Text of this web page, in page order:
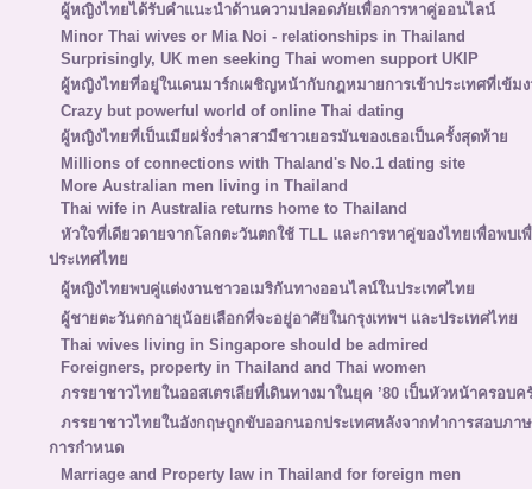
ผู้หญิงไทยได้รับคำแนะนำด้านความปลอดภัยเพื่อการหาคู่ออนไลน์
Minor Thai wives or Mia Noi - relationships in Thailand
Surprisingly, UK men seeking Thai women support UKIP
ผู้หญิงไทยที่อยู่ในเดนมาร์กเผชิญหน้ากับกฎหมายการเข้าประเทศที่เข้มง
Crazy but powerful world of online Thai dating
ผู้หญิงไทยที่เป็นเมียฝรั่งร่ำลาสามีชาวเยอรมันของเธอเป็นครั้งสุดท้าย
Millions of connections with Thaland's No.1 dating site
More Australian men living in Thailand
Thai wife in Australia returns home to Thailand
หัวใจที่เดียวดายจากโลกตะวันตกใช้ TLL และการหาคู่ของไทยเพื่อพบเ
ประเทศไทย
ผู้หญิงไทยพบคู่แต่งงานชาวอเมริกันทางออนไลน์ในประเทศไทย
ผู้ชายตะวันตกอายุน้อยเลือกที่จะอยู่อาศัยในกรุงเทพฯ และประเทศไทย
Thai wives living in Singapore should be admired
Foreigners, property in Thailand and Thai women
ภรรยาชาวไทยในออสเตรเลียที่เดินทางมาในยุค ’80 เป็นหัวหน้าครอบ
ภรรยาชาวไทยในอังกฤษถูกขับออกนอกประเทศหลังจากทำการสอบภา
การกำหนด
Marriage and Property law in Thailand for foreign men